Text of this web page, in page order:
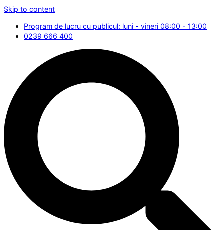
Skip to content
Program de lucru cu publicul: luni - vineri 08:00 - 13:00
0239 666 400